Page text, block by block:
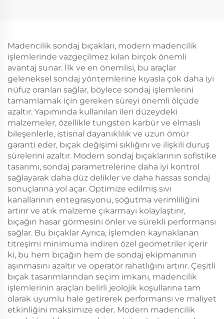
Madencilik sondaj bıçakları, modern madencilik
işlemlerinde vazgeçilmez kılan birçok önemli
avantaj sunar. İlk ve en önemlisi, bu araçlar
geleneksel sondaj yöntemlerine kıyasla çok daha iyi
nüfuz oranları sağlar, böylece sondaj işlemlerini
tamamlamak için gereken süreyi önemli ölçüde
azaltır. Yapımında kullanılan ileri düzeydeki
malzemeler, özellikle tungsten karbür ve elmaslı
bileşenlerle, istisnaî dayanıklılık ve uzun ömür
garanti eder, bıçak değişimi sıklığını ve ilişkili duruş
sürelerini azaltır. Modern sondaj bıçaklarının sofistike
tasarımı, sondaj parametrelerine daha iyi kontrol
sağlayarak daha düz delikler ve daha hassas sondaj
sonuçlarına yol açar. Optimize edilmiş sıvı
kanallarının entegrasyonu, soğutma verimliliğini
artırır ve atık malzeme çıkarmayı kolaylaştırır,
bıçağın hasar görmesini önler ve sürekli performansı
sağlar. Bu bıçaklar Ayrıca, işlemden kaynaklanan
titreşimi minimuma indiren özel geometriler içerir
ki, bu hem bıçağın hem de sondaj ekipmanının
aşınmasını azaltır ve operatör rahatlığını artırır. Çeşitli
bıçak tasarımlarından seçim imkanı, madencilik
işlemlerinin araçları belirli jeolojik koşullarına tam
olarak uyumlu hale getirerek performansı ve maliyet
etkinliğini maksimize eder. Modern madencilik